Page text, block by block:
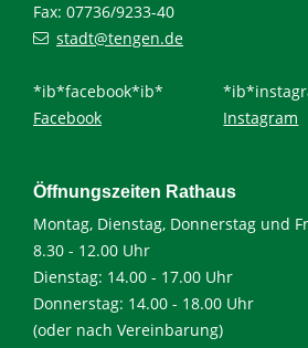
Fax: 07736/9233-40
stadt@tengen.de
*ib*facebook*ib*
Facebook
Instagram
Öffnungszeiten Rathaus
Montag, Dienstag, Donnerstag und
8.30 - 12.00 Uhr
Dienstag: 14.00 - 17.00 Uhr
Donnerstag: 14.00 - 18.00 Uhr
(oder nach Vereinbarung)